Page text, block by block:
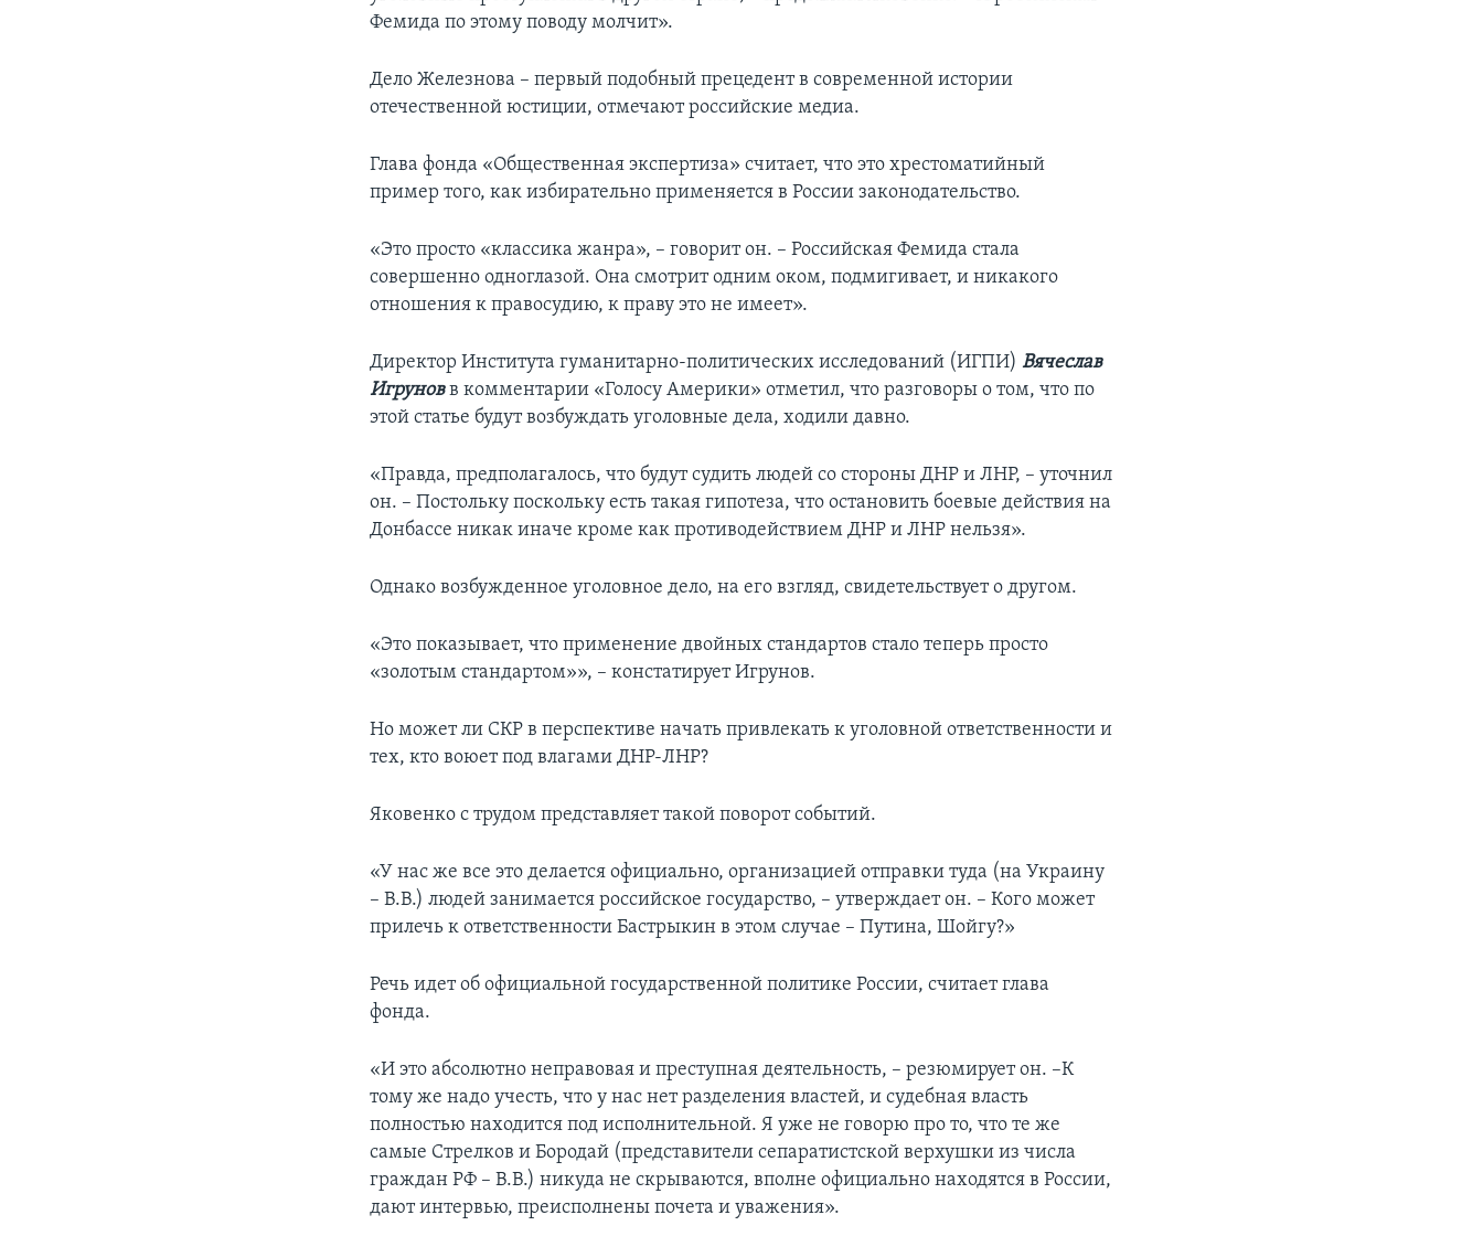
Фемида по этому поводу молчит».
Дело Железнова – первый подобный прецедент в современной истории
отечественной юстиции, отмечают российские медиа.
Глава фонда «Общественная экспертиза» считает, что это хрестоматийный
пример того, как избирательно применяется в России законодательство.
«Это просто «классика жанра», – говорит он. – Российская Фемида стала
совершенно одноглазой. Она смотрит одним оком, подмигивает, и никакого
отношения к правосудию, к праву это не имеет».
Директор Института гуманитарно-политических исследований (ИГПИ)Вячеслав
Игруновв комментарии «Голосу Америки» отметил, что разговоры о том, что по
этой статье будут возбуждать уголовные дела, ходили давно.
«Правда, предполагалось, что будут судить людей со стороны ДНР и ЛНР, – уточнил
он. – Постольку поскольку есть такая гипотеза, что остановить боевые действия на
Донбассе никак иначе кроме как противодействием ДНР и ЛНР нельзя».
Однако возбужденное уголовное дело, на его взгляд, свидетельствует о другом.
«Это показывает, что применение двойных стандартов стало теперь просто
«золотым стандартом»», – констатирует Игрунов.
Но может ли СКР в перспективе начать привлекать к уголовной ответственности и
тех, кто воюет под влагами ДНР-ЛНР?
Яковенко с трудом представляет такой поворот событий.
«У нас же все это делается официально, организацией отправки туда (на Украину
– В.В.) людей занимается российское государство, – утверждает он. – Кого может
прилечь к ответственности Бастрыкин в этом случае – Путина, Шойгу?»
Речь идет об официальной государственной политике России, считает глава
фонда.
«И это абсолютно неправовая и преступная деятельность, – резюмирует он. –К
тому же надо учесть, что у нас нет разделения властей, и судебная власть
полностью находится под исполнительной. Я уже не говорю про то, что те же
самые Стрелков и Бородай (представители сепаратистской верхушки из числа
граждан РФ – В.В.) никуда не скрываются, вполне официально находятся в России,
дают интервью, преисполнены почета и уважения».